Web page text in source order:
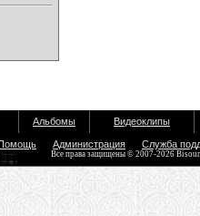
Альбомы Видеоклипы
Администрация Служба
Все права защищены © 2007-2026